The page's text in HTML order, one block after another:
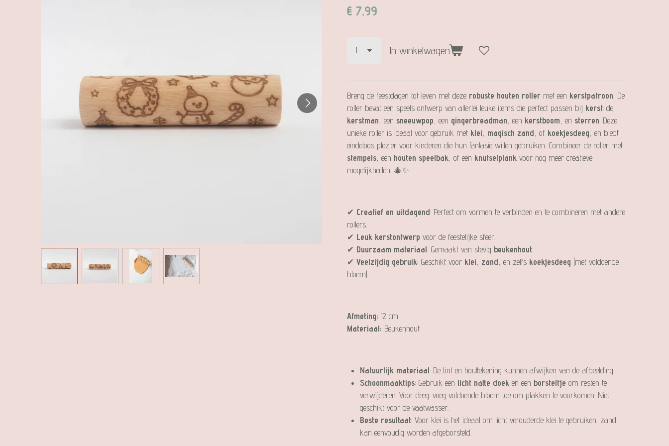
€ 7,99
In winkelwagen
Breng de feestdagen tot leven met deze robuste houten roller met een kerstpatroon! De
roller bevat een speels ontwerp van allerlei leuke items die perfect passen bij kerst: de
kerstman , een sneeuwpop , een gingerbreadman , een kerstboom , en sterren . Deze
unieke roller is ideaal voor gebruik met klei magisch zand , of koekjesdeeg , en biedt
eindeloos plezier voor kinderen die hun fantasie willen gebruiken. Combineer de roller met
stempels , een houten speelbak , of een knutselplank voor nog meer creatieve
mogelijkheden. 🎄✨
✔ Creatief en uitdagend: Perfect om vormen te verbinden en te combineren met andere
rollers.
✔ Leuk kerstontwerp voor de feestelijke sfeer.
✔ Duurzaam materiaal: Gemaakt van stevig beukenhout
✔ Veelzijdig gebruik: Geschikt voor klei zand , en zelfs koekjesdeeg (met voldoende
bloem).
Afmeting: 12 cm
Materiaal: Beukenhout
Natuurlijk materiaal: De tint en houttekening kunnen afwijken van de afbeelding.
Schoonmaaktips: Gebruik een licht natte doek en een borsteltje om resten te
verwijderen. Voor deeg: voeg voldoende bloem toe om plakken te voorkomen. Niet
geschikt voor de vaatwasser.
Beste resultaat: Voor klei is het ideaal om licht verouderde klei te gebruiken; zand
kan eenvoudig worden afgeborsteld.